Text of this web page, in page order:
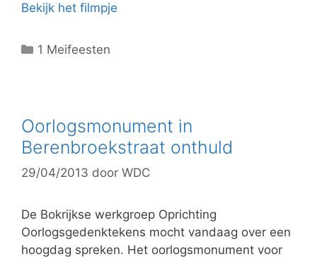
Bekijk het filmpje
C
g
r
i
ë
n
1 Meifeesten
Oorlogsmonument in
Berenbroekstraat onthuld
29/04/2013 door WDC
De Bokrijkse werkgroep Oprichting
Oorlogsgedenktekens mocht vandaag over een
hoogdag spreken. Het oorlogsmonument voor